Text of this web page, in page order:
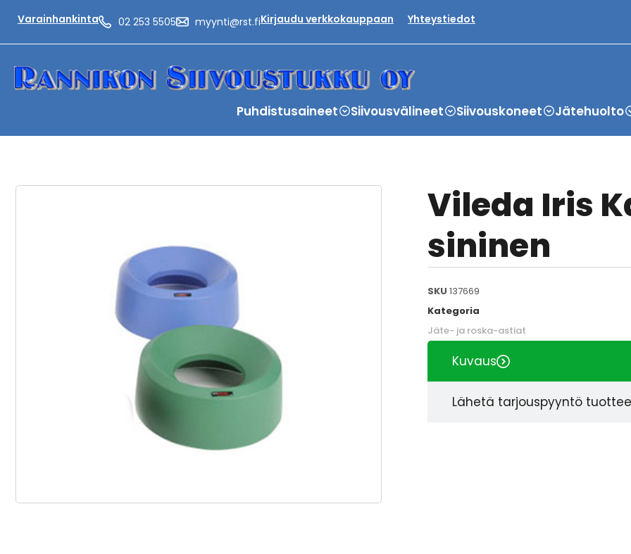
Varainhankinta 02 253 5505 myynti@rst.fiKirjaudu verkkokauppaan Yhteystiedot
Puhdistusaineet Siivousvälineet Siivouskoneet Jätehuolto
Vileda Iris
sininen
SKU 137669
Kategoria
Jäte- ja roska-astiat
Kuvaus
Lähetä tarjouspyyntö